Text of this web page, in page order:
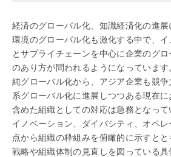
経済のグローバル化、知識経済化の進
環境のグローバル化も激化する中で、
とサプライチェーンを中心に企業のグ
のあり方が問われるようになっていま
純グローバル化から、アジア企業も競
系グローバル化に進展しつつある現在
含めた組織としての対応は急務となっ
イノベーション、ダイバシティ、オペ
点から組織の枠組みを俯瞰的に示すと
戦略や組織体制の見直しを図っている